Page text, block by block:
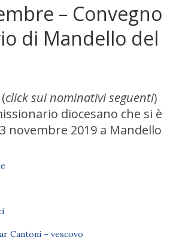
– Convegno
di Mandello del
click sui nominativi seguenti)
diocesano che si è
novembre 2019 a Mandello
Cantoni – vescovo